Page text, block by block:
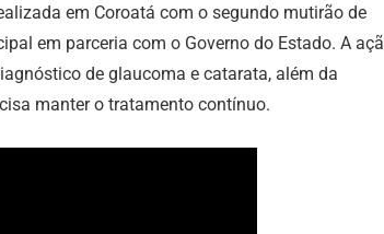
em Coroatá com o segundo mutirão de
em parceria com o Governo do Estado. A
de glaucoma e catarata, além da
manter o tratamento contínuo.